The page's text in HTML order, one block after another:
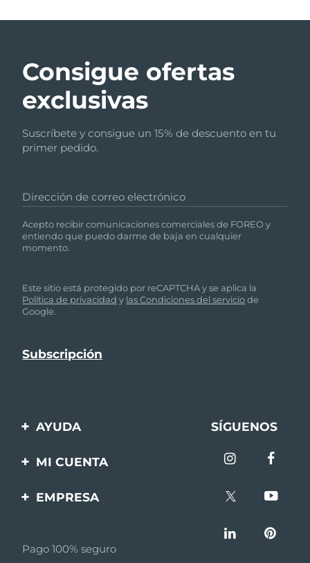
Consigue ofertas
exclusivas
Suscríbete y consigue un 15% de descuento en tu
primer pedido.
Dirección de correo electrónico
Acepto recibir comunicaciones comerciales de FOREO y
entiendo que puedo darme de baja en cualquier
momento.
Este sitio está protegido por reCAPTCHA y se aplica la
Política de privacidad y las Condiciones del serviciode
Google.
AYUDA
Contáctanos
SÍGUENOS
MI CUENTA
Registro de productos
EMPRESA
Afiliados
Pago 100% seguro